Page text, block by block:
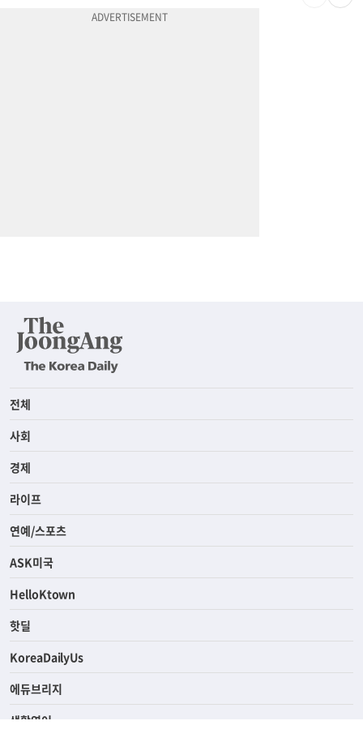
전체
사회
경제
라이프
연예/스포츠
ASK미국
HelloKtown
핫딜
KoreaDailyUs